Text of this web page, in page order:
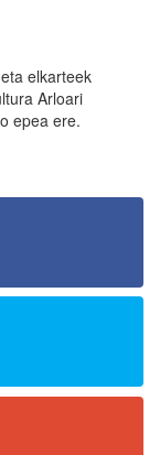
elkarteek
Arloari
epea ere.